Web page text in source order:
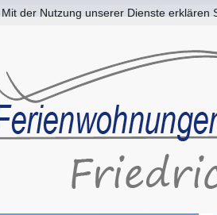
der Nutzung unserer Dienste erklären